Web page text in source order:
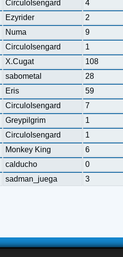
CirculoIsengard 4
Ezyrider 2
Numa 9
CirculoIsengard 1
X.Cugat 108
sabometal 28
Eris 59
CirculoIsengard 7
Greypilgrim 1
CirculoIsengard 1
Monkey King 6
calducho 0
sadman_juega 3